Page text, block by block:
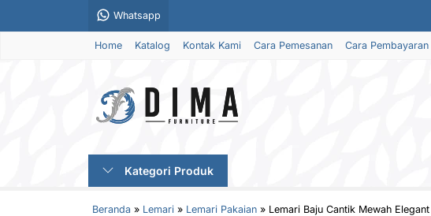
Whatsapp
Home Katalog Kontak Kami Cara Pemesanan Cara Pembayaran
Kategori Produk
Beranda » Lemari » Lemari Pakaian » Lemari Baju Cantik Mewah